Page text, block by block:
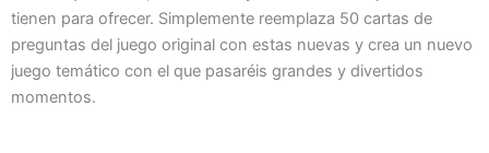
tienen para ofrecer. Simplemente reemplaza 50 cartas de
preguntas del juego original con estas nuevas y crea un nuevo
juego temático con el que pasaréis grandes y divertidos
momentos.